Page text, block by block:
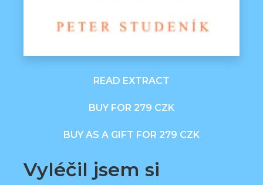
READ EXTRACT
BUY FOR 279 CZK
BUY AS A GIFT FOR 279 CZK
Vyléčil jsem si